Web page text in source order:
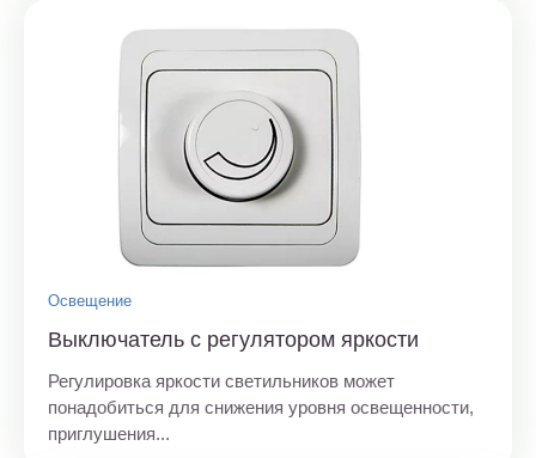
Освещение
Выключатель с регулятором яркости
Регулировка яркости светильников может
понадобиться для снижения уровня освещенности,
приглушения...